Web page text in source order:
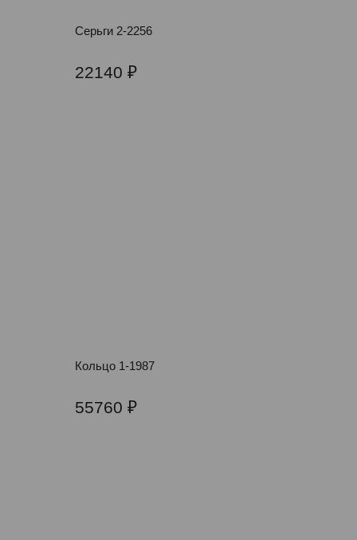
Серьги 2-2256
22140
Кольцо 1-1987
55760